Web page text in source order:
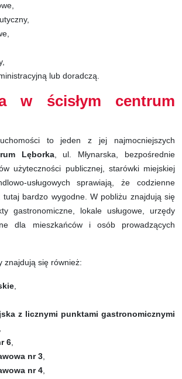
lub doradczą.
w ścisłym centrum
to jeden z jej najmocniejszych
Lęborka, ul. Młynarska, bezpośrednie
użyteczności publicznej, starówki miejskiej
usługowych sprawiają, że codzienne
tutaj bardzo wygodne. W pobliżu znajdują się
gastronomiczne, lokale usługowe, urzędy
dla mieszkańców i osób prowadzących
znajdują się również:
z licznymi punktami gastronomicznymi
6
nr 3
nr 4